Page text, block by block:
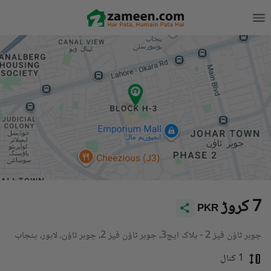
PKR 7 کروڑ
جوہر ٹاؤن فیز 2 - بلاک ایچ3، جوہر ٹاؤن فیز 2، جوہر ٹاؤن، لاہور، پنجاب
1 کنال